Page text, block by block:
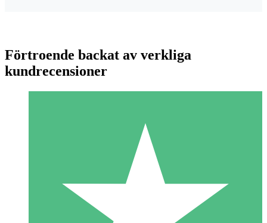
Individuella Kreditpaket
Betala per användning med nedladdningskrediter. Inget
Förtroende backat av verkliga
kundrecensioner